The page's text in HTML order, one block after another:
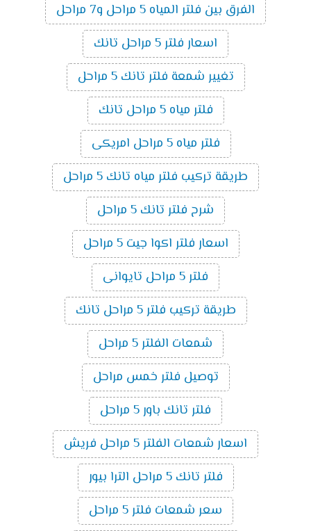
الفرق بين فلتر المياه 5 مراحل و7 مراحل
اسعار فلتر 5 مراحل تانك
تغيير شمعة فلتر تانك 5 مراحل
فلتر مياه 5 مراحل تانك
فلتر مياه 5 مراحل امريكى
طريقة تركيب فلتر مياه تانك 5 مراحل
شرح فلتر تانك 5 مراحل
اسعار فلتر اكوا جيت 5 مراحل
فلتر 5 مراحل تايوانى
طريقة تركيب فلتر 5 مراحل تانك
شمعات الفلتر 5 مراحل
توصيل فلتر خمس مراحل
فلتر تانك باور 5 مراحل
اسعار شمعات الفلتر 5 مراحل فريش
فلتر تانك 5 مراحل الترا بيور
سعر شمعات فلتر 5 مراحل